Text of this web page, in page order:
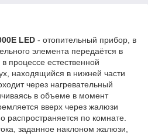
LED - отопительный прибор, в
элемента передаётся в
процессе естественной
находящийся в нижней части
через нагревательный
в объеме в момент
вверх через жалюзи
распространяется по комнате.
заданное наклоном жалюзи,